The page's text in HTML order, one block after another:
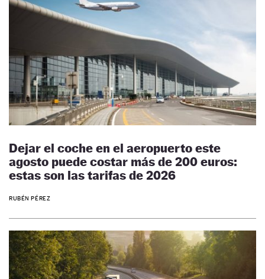
Dejar el coche en el aeropuerto este
agosto puede costar más de 200 euros:
estas son las tarifas de 2026
RUBÉN PÉREZ